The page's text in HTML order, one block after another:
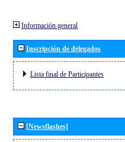
Información general
Inscripción de delegados
Lista final de Participantes
[Newsflashes]